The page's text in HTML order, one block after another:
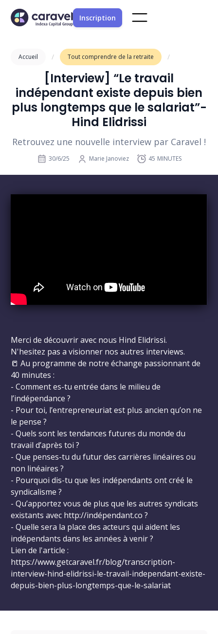
Inscription
Accueil / Tout comprendre de la retraite /
[Interview] “Le travail
indépendant existe depuis bien
plus longtemps que le salariat”-
Hind Elidrissi
Retrouvez une nouvelle interview par Caravel !
30/6/25 Marie Janoviez 45 MINUTES
Merci de découvrir avec nous Hind Elidrissi.
N'hesitez pas a visionner nos autres interviews.
📒 Au programme de notre échange passionnant de
40 minutes :
- Comment es-tu entrée dans le milieu de
l’indépendance ?
- Pour toi, l’entrepreneuriat est plus ancien qu’on ne
le pense ?
- Quels sont les tendances futures du monde du
travail d’après toi ?
- Que penses-tu du futur des carrières linéaires ou
non linéaires ?
- Pourquoi dis-tu que les indépendants ont créé le
syndicalisme ?
- Qu’apportez vous de plus que les autres syndicats
existants avec http://indépendant.co ?
- Quelle sera la place des acteurs qui aident les
indépendants dans les années à venir ?
Lien de l'article :
https://www.getcaravel.fr/blog/transcription-
interview-hind-elidrissi-le-travail-independant-existe-
depuis-bien-plus-longtemps-que-le-salariat